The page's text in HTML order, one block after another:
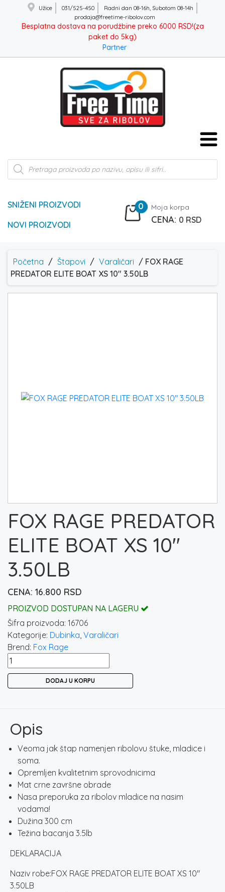
Užice 031/525-450
Radni dan 08-16h, Subotom 08-14h
prodaja@freetime-ribolov.com
Besplatna dostava na porudžbine preko 6000 RSD!(za
paket do 5kg)
Partner
Products
search
SNIŽENI PROIZVODI
NOVI PROIZVODI
0 Moja korpa
0 RSD
Početna / Štapovi / Varaličari / FOX RAGE
PREDATOR ELITE BOAT XS 10″ 3.50LB
FOX RAGE PREDATOR
ELITE BOAT XS 10″
3.50LB
16.800 RSD
PROIZVOD DOSTUPAN NA LAGERU
Šifra proizvoda: 16706
Kategorije: Dubinka, Varaličari
Brend: Fox Rage
FOX
RAGE
PREDATOR
10"
3.50LB
DODAJ U KORPU
Opis
Veoma jak štap namenjen ribolovu štuke, mladice i
soma.
Opremljen kvalitetnim sprovodnicima
Mat crne završne obrade
Nasa preporuka za ribolov mladice na nasim
vodama!
Dužina 300 cm
Težina bacanja 3.5lb
DEKLARACIJA
Naziv robe:FOX RAGE PREDATOR ELITE BOAT XS 10″
3.50LB